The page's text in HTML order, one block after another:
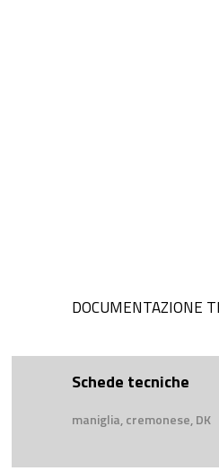
DOCUMENTAZIONE
Schede tecniche
maniglia, cremonese, DK